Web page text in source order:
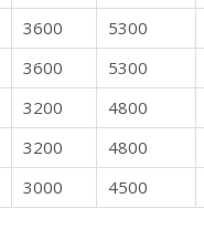
3600 5300
3600 5300
3200 4800
3200 4800
3000 4500